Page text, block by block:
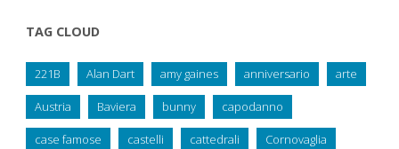
TAG CLOUD
221B Alan Dart amy gaines anniversario arte
Austria Baviera bunny capodanno
case famose castelli cattedrali Cornovaglia